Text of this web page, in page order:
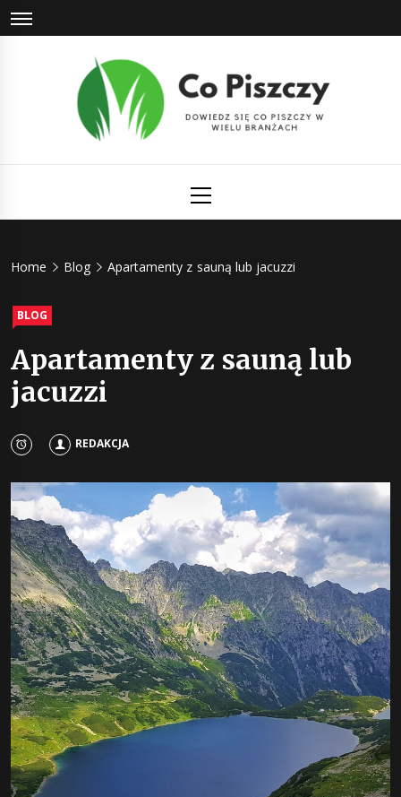
Skip
to
Menu
Home Blog Apartamenty z sauną lub jacuzzi
BLOG
Apartamenty z sauną lub
jacuzzi
REDAKCJA